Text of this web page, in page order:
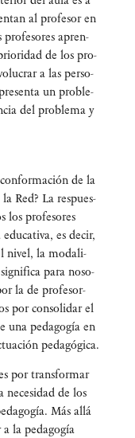
al pro­fe­sor en
pro­fe­so­res apren­
de los pro­
a las per­so­
un pro­ble­
del pro­ble­ma y
de la
Red? La res­pues­
los pro­fe­so­res
es decir,
nivel, la moda­li­
para noso­
la de pro­fe­sor-
por con­so­li­dar el
una peda­go­gía en
pedagógica.
por trans­for­mar
nece­si­dad de los
Más allá
la peda­go­gía